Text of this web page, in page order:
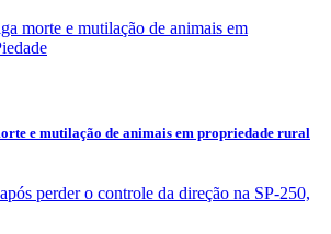
e mutilação de animais em propriedade rural